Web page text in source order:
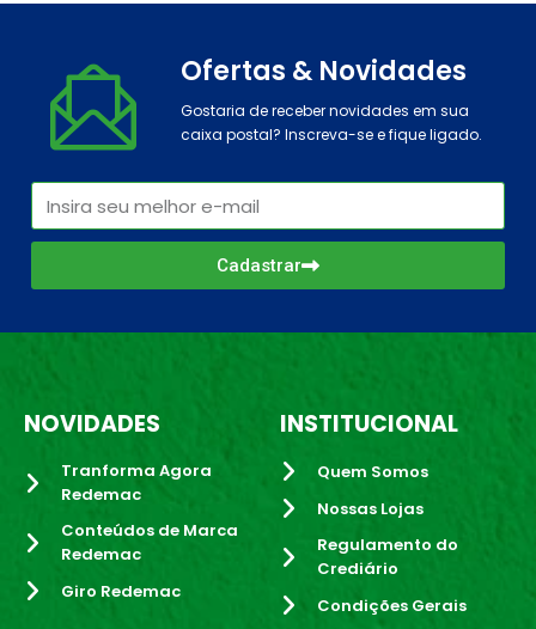
Ofertas & Novidades
Gostaria de receber novidades em sua
caixa postal? Inscreva-se e fique ligado.
Cadastrar
NOVIDADES
Tranforma Agora
Redemac
Conteúdos de Marca
Redemac
Giro Redemac
INSTITUCIONAL
Quem Somos
Nossas Lojas
Regulamento do
Crediário
Condições Gerais